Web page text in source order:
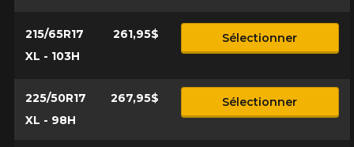
215/65R17
XL - 103H
261,95$ Sélectionner
225/50R17
XL - 98H
267,95$ Sélectionner